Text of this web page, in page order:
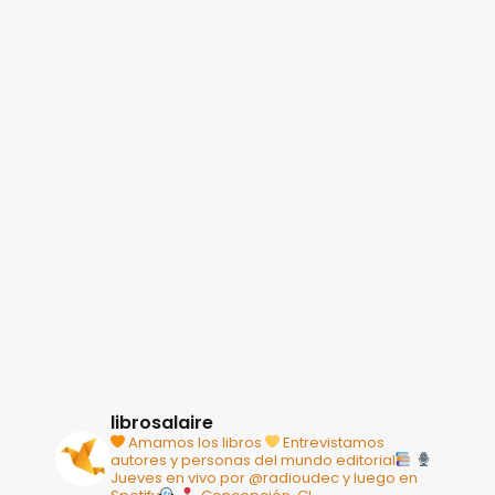
librosalaire
Amamos los libros
Entrevistamos
autores y personas del mundo editorial
Jueves en vivo por @radioudec y luego en